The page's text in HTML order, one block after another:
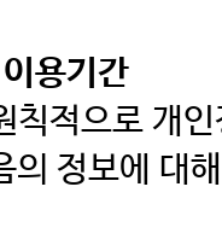
용기간
칙적으로 개
정보에 대